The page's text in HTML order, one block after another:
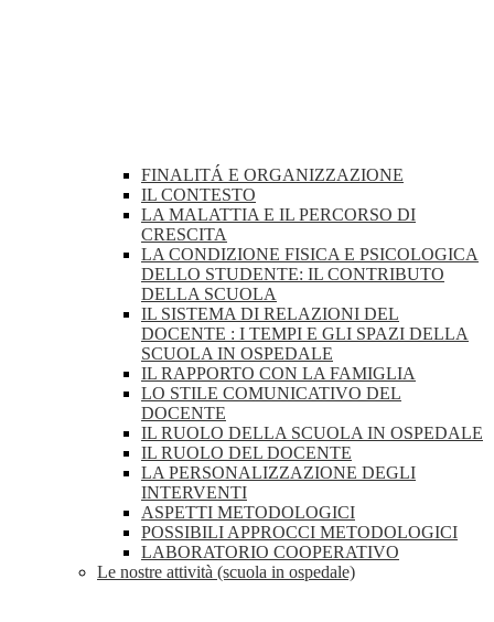
FINALITÁ E ORGANIZZAZIONE
IL CONTESTO
LA MALATTIA E IL PERCORSO DI
CRESCITA
LA CONDIZIONE FISICA E PSICOLOGICA
DELLO STUDENTE: IL CONTRIBUTO
DELLA SCUOLA
IL SISTEMA DI RELAZIONI DEL
DOCENTE : I TEMPI E GLI SPAZI DELLA
SCUOLA IN OSPEDALE
IL RAPPORTO CON LA FAMIGLIA
LO STILE COMUNICATIVO DEL
DOCENTE
IL RUOLO DELLA SCUOLA IN OSPEDALE
IL RUOLO DEL DOCENTE
LA PERSONALIZZAZIONE DEGLI
INTERVENTI
ASPETTI METODOLOGICI
POSSIBILI APPROCCI METODOLOGICI
LABORATORIO COOPERATIVO
Le nostre attività (scuola in ospedale)